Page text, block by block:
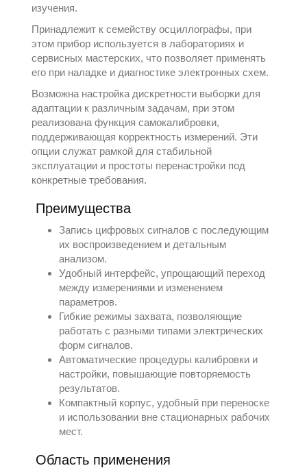
изучения.
Принадлежит к семействуосциллографы, при
этом прибор используется в лабораториях и
сервисных мастерских, что позволяет применять
его при наладке и диагностике электронных схем.
Возможна настройка дискретности выборки для
адаптации к различным задачам, при этом
реализована функция самокалибровки,
поддерживающая корректность измерений. Эти
опции служат рамкой для стабильной
эксплуатации и простоты перенастройки под
конкретные требования.
Преимущества
Запись цифровых сигналов с последующим
их воспроизведением и детальным
анализом.
Удобный интерфейс, упрощающий переход
между измерениями и изменением
параметров.
Гибкие режимы захвата, позволяющие
работать с разными типами электрических
форм сигналов.
Автоматические процедуры калибровки и
настройки, повышающие повторяемость
результатов.
Компактный корпус, удобный при переноске
и использовании вне стационарных рабочих
мест.
Область применения